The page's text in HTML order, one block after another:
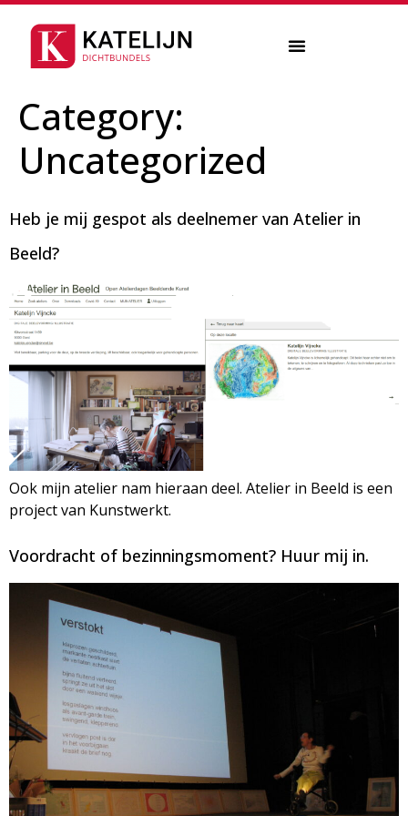
Category:
Uncategorized
Heb je mij gespot als deelnemer van Atelier in
Beeld?
Ook mijn atelier nam hieraan deel. Atelier in Beeld is een
project van Kunstwerkt.
Voordracht of bezinningsmoment? Huur mij in.